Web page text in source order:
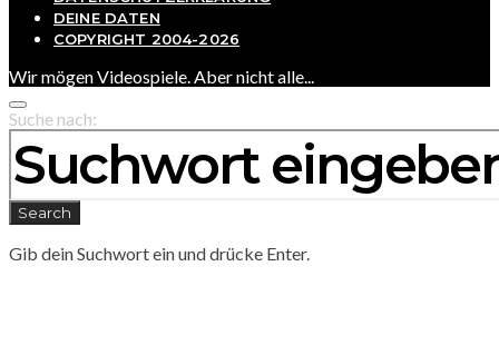
DEINE DATEN
COPYRIGHT 2004-2026
Wir mögen Videospiele. Aber nicht alle...
Suche nach:
Search
Gib dein Suchwort ein und drücke Enter.